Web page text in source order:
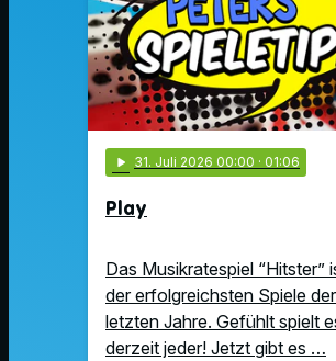
play_arrow 31. Juli 2026 00:00 · 01:06
Play
Das Musikratespiel “Hitster”
der erfolgreichsten Spiele der
letzten Jahre. Gefühlt spielt
derzeit jeder! Jetzt gibt es …